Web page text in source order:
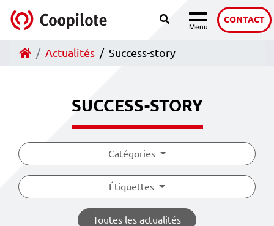
Accéder au contenu Recherche
MenuNavigation
CONTACT
AccueilActualités Success-story
SUCCESS-STORY
Catégories
Étiquettes
Toutes les actualités